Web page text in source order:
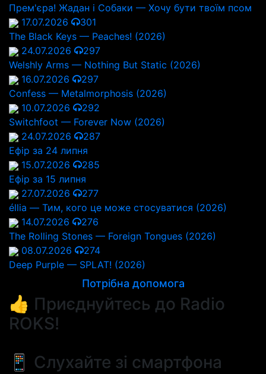
Прем'єра! Жадан і Собаки — Хочу бути твоїм псом
17.07.2026
301
The Black Keys — Peaches! (2026)
24.07.2026
297
Welshly Arms — Nothing But Static (2026)
16.07.2026
297
Confess — Metalmorphosis (2026)
10.07.2026
292
Switchfoot — Forever Now (2026)
24.07.2026
287
Ефір за 24 липня
15.07.2026
285
Ефір за 15 липня
27.07.2026
277
éllia — Тим, кого це може стосуватися (2026)
14.07.2026
276
The Rolling Stones — Foreign Tongues (2026)
08.07.2026
274
Deep Purple — SPLAT! (2026)
Потрібна допомога
👍 Приєднуйтесь до Radio
ROKS!
📱 Слухайте зі смартфона